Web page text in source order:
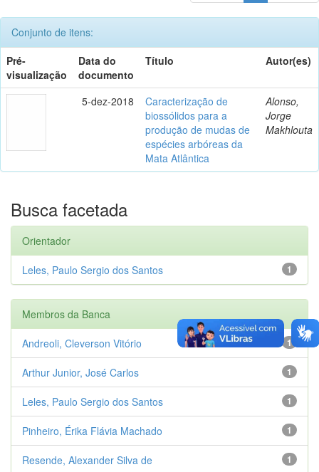
Conjunto de itens:
Pré-
visualização
Data do
documento
Título Autor(es)
5-dez-2018
Caracterização de
biossólidos para a
produção de mudas de
espécies arbóreas da
Mata Atlântica
Alonso,
Jorge
Makhlouta
Busca facetada
Orientador
1
Leles, Paulo Sergio dos Santos
Membros da Banca
1
Andreoli, Cleverson Vitório
1
Arthur Junior, José Carlos
1
Leles, Paulo Sergio dos Santos
1
Pinheiro, Érika Flávia Machado
1
Resende, Alexander Silva de